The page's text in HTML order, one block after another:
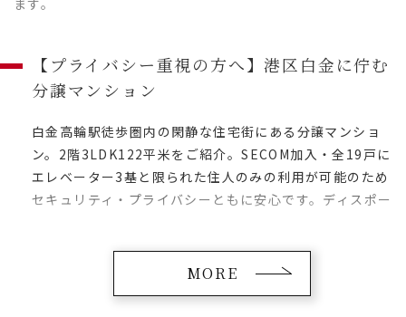
ます。
【プライバシー重視の方へ】港区白金に佇む
分譲マンション
白金高輪駅徒歩圏内の閑静な住宅街にある分譲マンショ
ン。2階3LDK122平米をご紹介。SECOM加入・全19戸に
エレベーター3基と限られた住人のみの利用が可能のため
セキュリティ・プライバシーともに安心です。ディスポー
MORE